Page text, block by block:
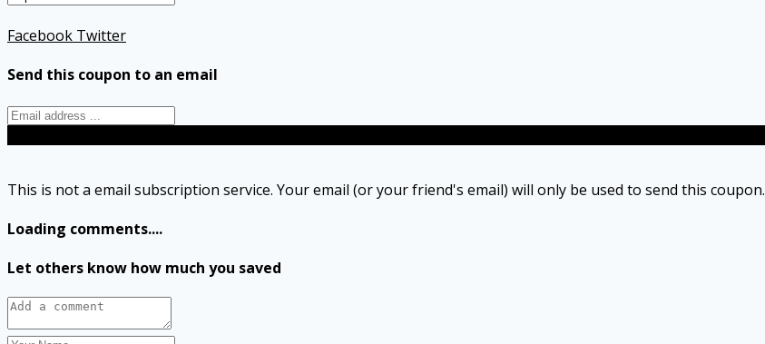
Facebook Twitter
Send this coupon to an email
This is not a email subscription service. Your email (or your friend's email) will only be used to send this coupon.
Loading comments....
Let others know how much you saved